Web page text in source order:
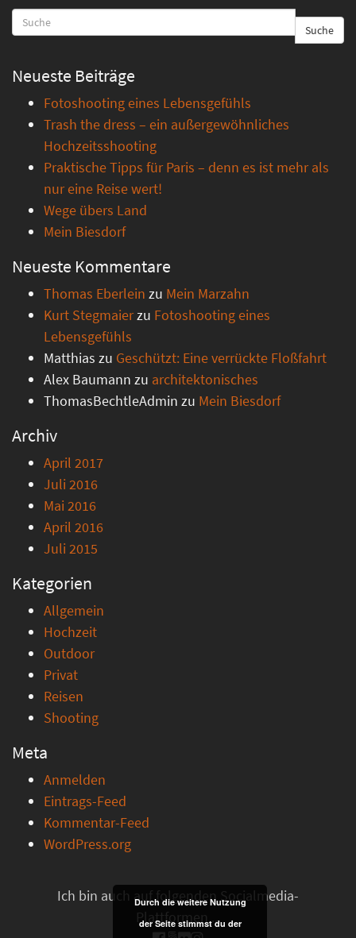
Suche
Neueste Beiträge
Fotoshooting eines Lebensgefühls
Trash the dress – ein außergewöhnliches
Hochzeitsshooting
Praktische Tipps für Paris – denn es ist mehr als
nur eine Reise wert!
Wege übers Land
Mein Biesdorf
Neueste Kommentare
Thomas Eberlein zu Mein Marzahn
Kurt Stegmaierzu Fotoshooting eines
Lebensgefühls
Matthias zu Geschützt: Eine verrückte Floßfahrt
Alex Baumann zu architektonisches
ThomasBechtleAdmin zu Mein Biesdorf
Archiv
April 2017
Juli 2016
Mai 2016
April 2016
Juli 2015
Kategorien
Allgemein
Hochzeit
Outdoor
Privat
Reisen
Shooting
Meta
Anmelden
Eintrags-Feed
Kommentar-Feed
WordPress.org
Ich bin auch auf folgenden Socialmedia-
Plattformen ...
Durch die weitere Nutzung
der Seite stimmst du der